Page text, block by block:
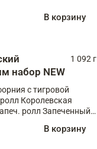
В корзину
набор NEW
1 092 г
с тигровой
Королевская
ролл Запеченный
Крабик ХотВ корзину